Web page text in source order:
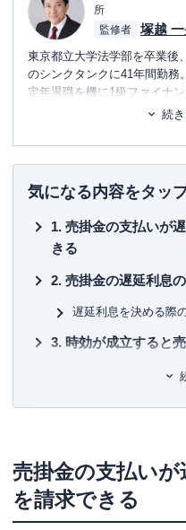
所
監修者
塚越
東京都立大学法学部を卒業後
のシンクタンクに41年間勤務。
定年退職を機に1級ファイナ
および社会保険労務士のダブ
日本FP協会東京支部主催の
し、相続のセミナー講師およ
また、外部メディアへの記事
グ業務を手掛ける。
経営理念「お客様に喜んで
指します」
続
気になる内容をタッ
売掛金の支払いが
きる
売掛金の遅延利息
遅延利息を決める際
時効が成立すると
売掛金の未回収リ
保証ファクタリング
取引信用保険
売掛金の支払い
を請求できる